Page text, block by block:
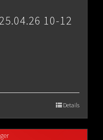
10-12
Details